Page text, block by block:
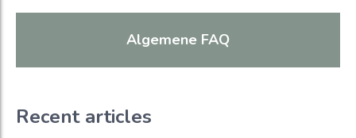
Algemene FAQ
Recent articles